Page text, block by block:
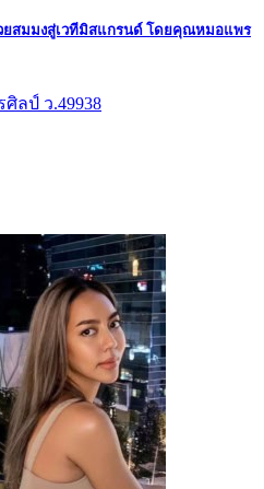
ยสมมงสู่เวทีมิสแกรนด์ โดยคุณหมอแพร
ลป์ ว.49938